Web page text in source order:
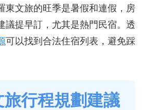
東文旅的旺季是暑假和連假，房
議提早訂，尤其是熱門民宿。透
可以找到合法住宿列表，避免踩
旅行程規劃建議